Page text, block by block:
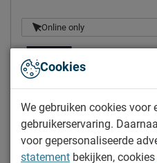
Naam
Locatie
Emailadres
Online only
Nachtkast Daan
Levertijd: 2 tot 4 weken
168.95
Cookies
We gebruiken cookies voor
gebruikerservaring.
voor gepersonaliseerde
statement bekijken, cookies